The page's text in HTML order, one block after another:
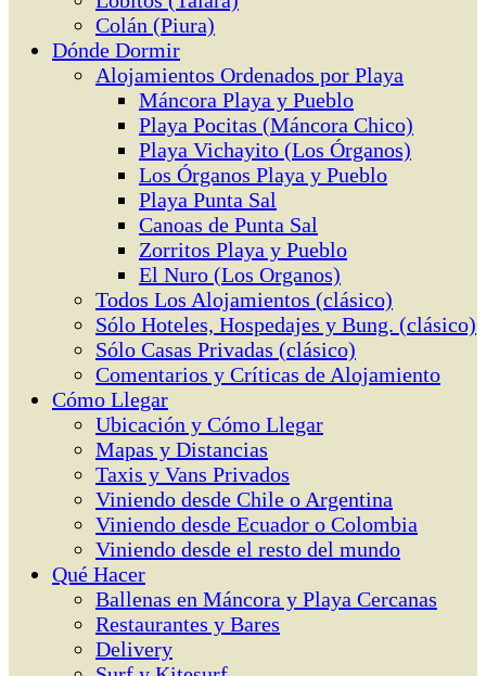
Colán (Piura)
Dónde Dormir
Alojamientos Ordenados por Playa
Máncora Playa y Pueblo
Playa Pocitas (Máncora Chico)
Playa Vichayito (Los Órganos)
Los Órganos Playa y Pueblo
Playa Punta Sal
Canoas de Punta Sal
Zorritos Playa y Pueblo
El Nuro (Los Organos)
Todos Los Alojamientos (clásico)
Sólo Hoteles, Hospedajes y Bung. (clásico)
Sólo Casas Privadas (clásico)
Comentarios y Críticas de Alojamiento
Cómo Llegar
Ubicación y Cómo Llegar
Mapas y Distancias
Taxis y Vans Privados
Viniendo desde Chile o Argentina
Viniendo desde Ecuador o Colombia
Viniendo desde el resto del mundo
Qué Hacer
Ballenas en Máncora y Playa Cercanas
Restaurantes y Bares
Delivery